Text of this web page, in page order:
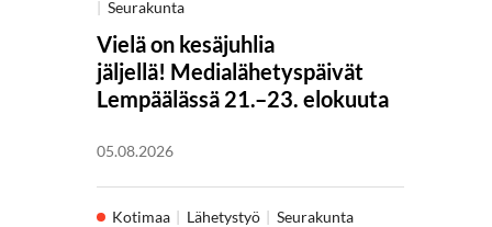
Seurakunta
Vielä on kesäjuhlia
jäljellä! Medialähetyspäivät
Lempäälässä 21.–23. elokuuta
05.08.2026
Kotimaa Lähetystyö Seurakunta